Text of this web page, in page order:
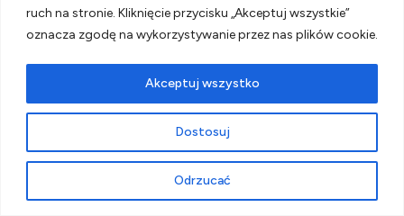
ruch na stronie. Kliknięcie przycisku „Akceptuj wszystkie”
oznacza zgodę na wykorzystywanie przez nas plików cookie.
Dostosuj
Odrzucać
Akceptuj wszystko